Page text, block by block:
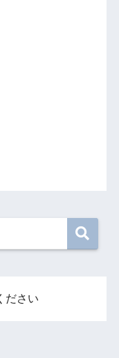
ださい